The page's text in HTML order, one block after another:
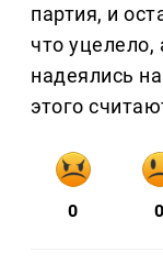
партия, и
что
надеялись
этого
0 0